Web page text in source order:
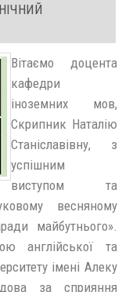
Вітаємо доцента
кафедри
іноземних мов,
Скрипник Наталію
Станіславівну, з
успішним
виступом та
весняному
майбутнього».
англійської та
імені Алеку
за сприяння